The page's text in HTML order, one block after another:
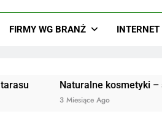
FIRMY WG BRANŻ
Naturalne kosmetyki – świadoma